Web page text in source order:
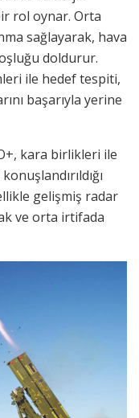
rol oynar. Orta
sağlayarak, hava
doldurur.
ile hedef tespiti,
başarıyla yerine
kara birlikleri ile
gelişmiş radar
ve orta irtifada